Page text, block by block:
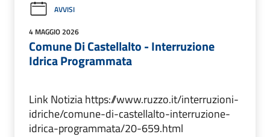
AVVISI
4 MAGGIO 2026
Comune Di Castellalto - Interruzione
Idrica Programmata
Link Notizia https://www.ruzzo.it/interruzioni-
idriche/comune-di-castellalto-interruzione-
idrica-programmata/20-659.html